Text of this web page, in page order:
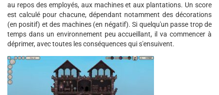
au repos des employés, aux machines et aux plantations. Un score
est calculé pour chacune, dépendant notamment des décorations
(en positif) et des machines (en négatif). Si quelqu'un passe trop de
temps dans un environnement peu accueillant, il va commencer à
déprimer, avec toutes les conséquences qui s'ensuivent.